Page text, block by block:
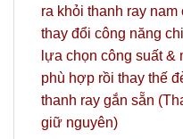
ra khỏi thanh ray
thay đổi công năng
lựa chọn công suất &
phù hợp rồi thay thế
thanh ray gắn sẵn
giữ nguyên)